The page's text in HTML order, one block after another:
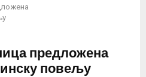
предложена
повељу